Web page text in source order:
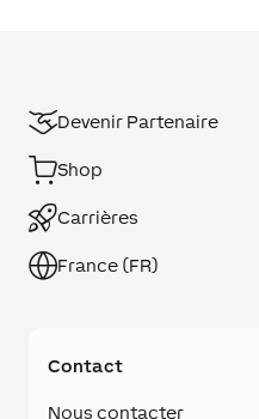
Devenir Partenaire
Shop
Carrières
France (FR)
Contact
Nous contacter